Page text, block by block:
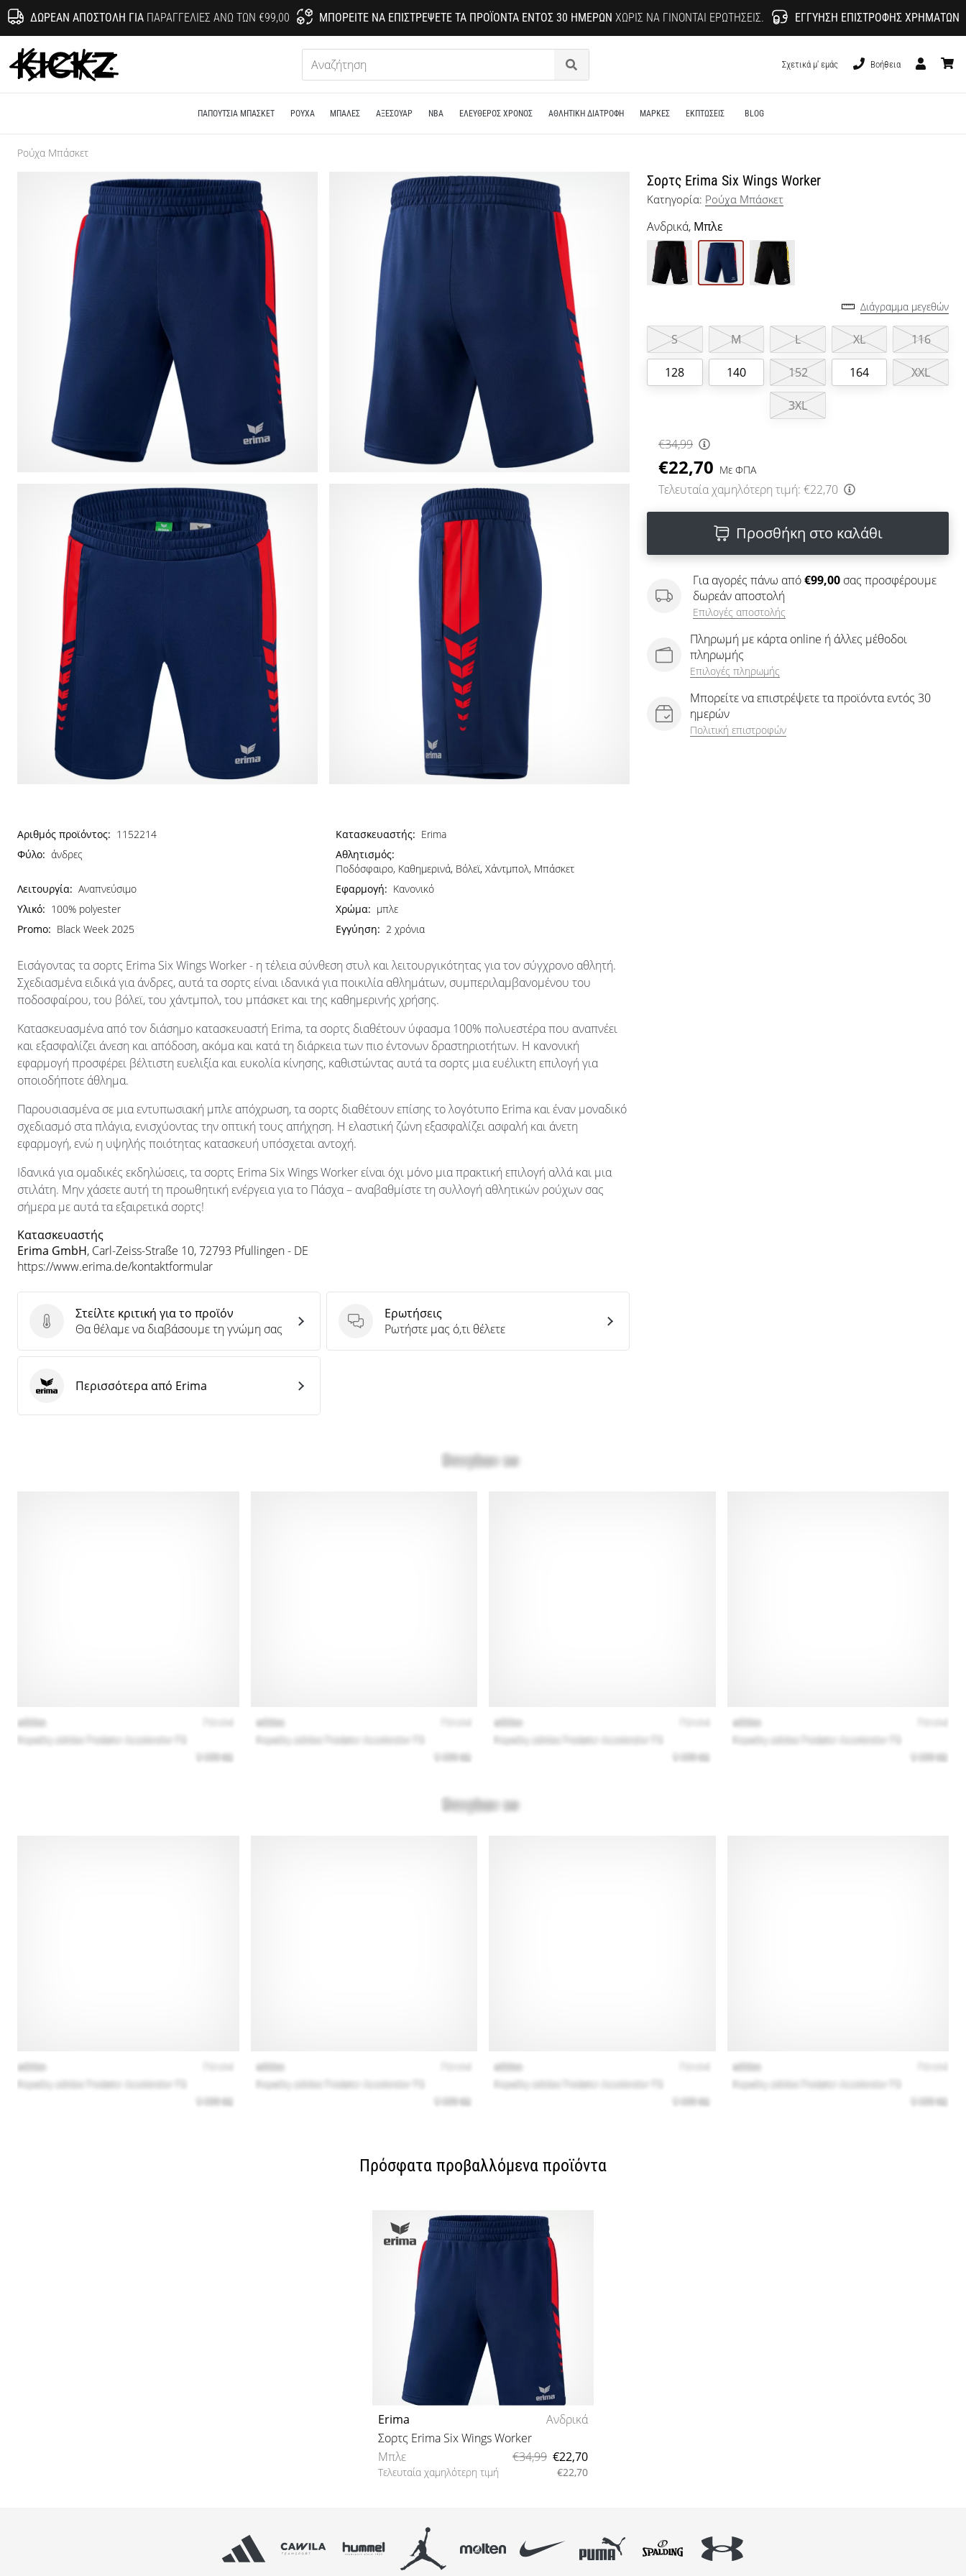
ΔΩΡΕΆΝ ΑΠΟΣΤΟΛΉ ΓΙΑΠΑΡΑΓΓΕΛΊΕΣ ΆΝΩ ΤΩΝ €99,00 ΜΠΟΡΕΊΤΕ ΝΑ ΕΠΙΣΤΡΈΨΕΤΕ ΤΑ ΠΡΟΪΌΝΤΑ ΕΝΤΌΣ 30 ΗΜΕΡΏΝ ΧΩΡΊΣ ΝΑ ΓΊΝΟΝΤΑΙ ΕΡΩΤΉΣΕΙΣ. ΕΓΓΎΗΣΗ ΕΠΙΣΤΡΟΦΉΣ ΧΡΗΜΆΤΩΝ
KICKZ.gr
Αναζήτηση
Σχετικά μ' εμάς
Βοήθεια
ΠΑΠΟΎΤΣΙΑ ΜΠΆΣΚΕΤ ΡΟΎΧΑ ΜΠΑΛΕΣ ΑΞΕΣΟΥΑΡ NBA ΕΛΕΥΘΕΡΟΣ ΧΡΟΝΟΣ ΑΘΛΗΤΙΚΗ ΔΙΑΤΡΟΦΗ ΜΑΡΚΕΣ ΕΚΠΤΩΣΕΙΣ BLOG
Ρούχα Μπάσκετ
Σορτς Erima Six Wings Worker
Κατηγορία: Ρούχα Μπάσκετ
Ανδρικά, Μπλε
Διάγραμμα μεγεθών
S M L XL 116
128 140 152 164 XXL
3XL
€34,99
€22,70 Με ΦΠΑ
Τελευταία χαμηλότερη τιμή: €22,70
Προσθήκη στο καλάθι
Για αγορές πάνω από€99,00 σας προσφέρουμε
δωρεάν αποστολή
Επιλογές αποστολής
Πληρωμή με κάρτα online ή άλλες μέθοδοι
πληρωμής
Επιλογές πληρωμής
Μπορείτε να επιστρέψετε τα προϊόντα εντός 30
ημερών
Πολιτική επιστροφών
Αριθμός προϊόντος: 1152214 Κατασκευαστής: Erima
Φύλο: άνδρες
Αθλητισμός:
Ποδόσφαιρο, Καθημερινά, Βόλεϊ, Χάντμπολ, Μπάσκετ
Λειτουργία: Αναπνεύσιμο Εφαρμογή: Κανονικό
Υλικό: 100% polyester Χρώμα: μπλε
Promo: Black Week 2025 Εγγύηση: 2 χρόνια
Εισάγοντας τα σορτς Erima Six Wings Worker - η τέλεια σύνθεση στυλ και λειτουργικότητας για τον σύγχρονο αθλητή.
Σχεδιασμένα ειδικά για άνδρες, αυτά τα σορτς είναι ιδανικά για ποικιλία αθλημάτων, συμπεριλαμβανομένου του
ποδοσφαίρου, του βόλεϊ, του χάντμπολ, του μπάσκετ και της καθημερινής χρήσης.
Κατασκευασμένα από τον διάσημο κατασκευαστή Erima, τα σορτς διαθέτουν ύφασμα 100% πολυεστέρα που αναπνέει
και εξασφαλίζει άνεση και απόδοση, ακόμα και κατά τη διάρκεια των πιο έντονων δραστηριοτήτων. Η κανονική
εφαρμογή προσφέρει βέλτιστη ευελιξία και ευκολία κίνησης, καθιστώντας αυτά τα σορτς μια ευέλικτη επιλογή για
οποιοδήποτε άθλημα.
Παρουσιασμένα σε μια εντυπωσιακή μπλε απόχρωση, τα σορτς διαθέτουν επίσης το λογότυπο Erima και έναν μοναδικό
σχεδιασμό στα πλάγια, ενισχύοντας την οπτική τους απήχηση. Η ελαστική ζώνη εξασφαλίζει ασφαλή και άνετη
εφαρμογή, ενώ η υψηλής ποιότητας κατασκευή υπόσχεται αντοχή.
Ιδανικά για ομαδικές εκδηλώσεις, τα σορτς Erima Six Wings Worker είναι όχι μόνο μια πρακτική επιλογή αλλά και μια
στιλάτη. Μην χάσετε αυτή τη προωθητική ενέργεια για το Πάσχα – αναβαθμίστε τη συλλογή αθλητικών ρούχων σας
σήμερα με αυτά τα εξαιρετικά σορτς!
Κατασκευαστής
Erima GmbH, Carl-Zeiss-Straße 10, 72793 Pfullingen - DE
https://www.erima.de/kontaktformular
Στείλτε κριτική για το προϊόν
Στείλτε κριτική για το προϊόν
Θα θέλαμε να διαβάσουμε τη γνώμη σας
Ερωτήσεις
Ερωτήσεις
Ρωτήστε μας ό,τι θέλετε
Erima Περισσότερα από Erima
Πρόσφατα προβαλλόμενα προϊόντα
Erima
Ανδρικά
Σορτς Erima Six Wings Worker
Μπλε
€34,99 €22,70
Τελευταία χαμηλότερη τιμή €22,70